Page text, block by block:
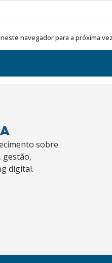
navegador para a próxima
sobre
gestão,
digital.